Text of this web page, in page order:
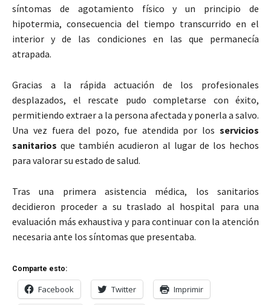
síntomas de agotamiento físico y un principio de
hipotermia, consecuencia del tiempo transcurrido en el
interior y de las condiciones en las que permanecía
atrapada.
Gracias a la rápida actuación de los profesionales
desplazados, el rescate pudo completarse con éxito,
permitiendo extraer a la persona afectada y ponerla a salvo.
Una vez fuera del pozo, fue atendida por los servicios
sanitarios que también acudieron al lugar de los hechos
para valorar su estado de salud.
Tras una primera asistencia médica, los sanitarios
decidieron proceder a su traslado al hospital para una
evaluación más exhaustiva y para continuar con la atención
necesaria ante los síntomas que presentaba.
Comparte esto:
Facebook Twitter Imprimir